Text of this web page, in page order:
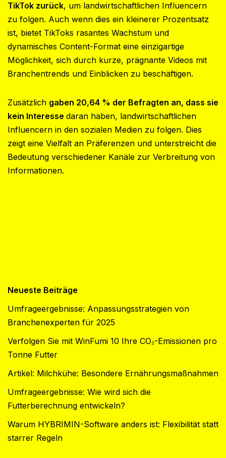
TikTok zurück, um landwirtschaftlichen Influencern
zu folgen. Auch wenn dies ein kleinerer Prozentsatz
ist, bietet TikToks rasantes Wachstum und
dynamisches Content-Format eine einzigartige
Möglichkeit, sich durch kurze, prägnante Videos mit
Branchentrends und Einblicken zu beschäftigen.
Zusätzlich gaben 20,64 % der Befragten an, dass sie
kein Interesse daran haben, landwirtschaftlichen
Influencern in den sozialen Medien zu folgen. Dies
zeigt eine Vielfalt an Präferenzen und unterstreicht die
Bedeutung verschiedener Kanäle zur Verbreitung von
Informationen.
Neueste Beiträge
Umfrageergebnisse: Anpassungsstrategien von
Branchenexperten für 2025
Verfolgen Sie mit WinFumi 10 Ihre CO₂-Emissionen pro
Tonne Futter
Artikel: Milchkühe: Besondere Ernährungsmaßnahmen
Umfrageergebnisse: Wie wird sich die
Futterberechnung entwickeln?
Warum HYBRIMIN-Software anders ist: Flexibilität statt
starrer Regeln